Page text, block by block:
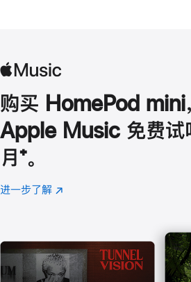
购买 HomePod mini，
Apple Music 免费试
月 脚
注
⁺。
进一步了解 Apple
(在
口
中
打